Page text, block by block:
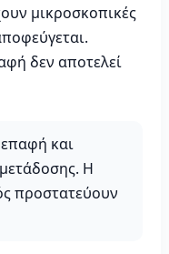
μικροσκοπικές
δεν αποτελεί
και
μετάδοσης. Η
προστατεύουν